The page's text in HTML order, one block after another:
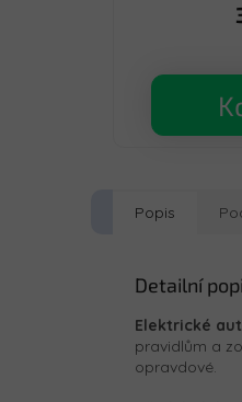
Popis
Detailní
Elektrické
pravidlům a
opravdové.